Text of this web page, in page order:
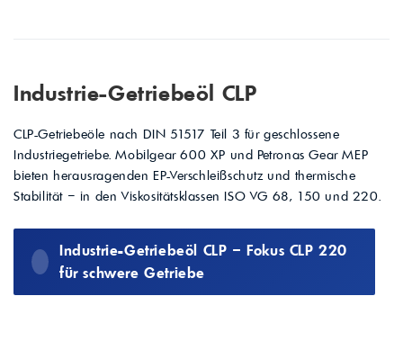
Industrie-Getriebeöl CLP
CLP-Getriebeöle nach DIN 51517 Teil 3 für geschlossene
Industriegetriebe. Mobilgear 600 XP und Petronas Gear MEP
bieten herausragenden EP-Verschleißschutz und thermische
Stabilität – in den Viskositätsklassen ISO VG 68, 150 und 220.
Industrie-Getriebeöl CLP – Fokus CLP 220
für schwere Getriebe